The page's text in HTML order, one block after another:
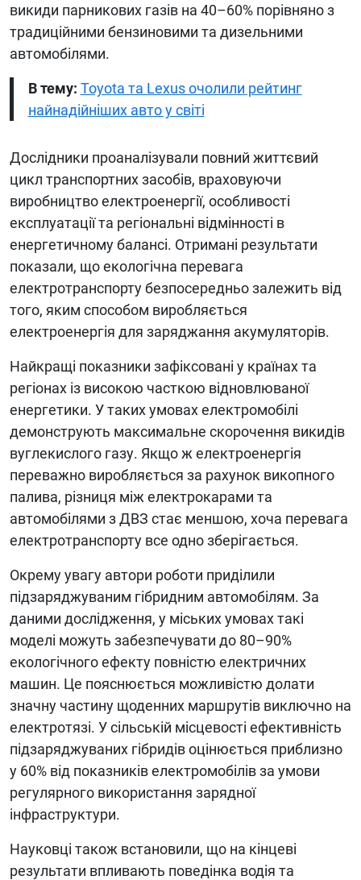
викиди парникових газів на 40–60% порівняно з
традиційними бензиновими та дизельними
автомобілями.
В тему: Toyota та Lexus очолили рейтинг
найнадійніших авто у світі
Дослідники проаналізували повний життєвий
цикл транспортних засобів, враховуючи
виробництво електроенергії, особливості
експлуатації та регіональні відмінності в
енергетичному балансі. Отримані результати
показали, що екологічна перевага
електротранспорту безпосередньо залежить від
того, яким способом виробляється
електроенергія для заряджання акумуляторів.
Найкращі показники зафіксовані у країнах та
регіонах із високою часткою відновлюваної
енергетики. У таких умовах електромобілі
демонструють максимальне скорочення викидів
вуглекислого газу. Якщо ж електроенергія
переважно виробляється за рахунок викопного
палива, різниця між електрокарами та
автомобілями з ДВЗ стає меншою, хоча перевага
електротранспорту все одно зберігається.
Окрему увагу автори роботи приділили
підзаряджуваним гібридним автомобілям. За
даними дослідження, у міських умовах такі
моделі можуть забезпечувати до 80–90%
екологічного ефекту повністю електричних
машин. Це пояснюється можливістю долати
значну частину щоденних маршрутів виключно на
електротязі. У сільській місцевості ефективність
підзаряджуваних гібридів оцінюється приблизно
у 60% від показників електромобілів за умови
регулярного використання зарядної
інфраструктури.
Науковці також встановили, що на кінцеві
результати впливають поведінка водія та